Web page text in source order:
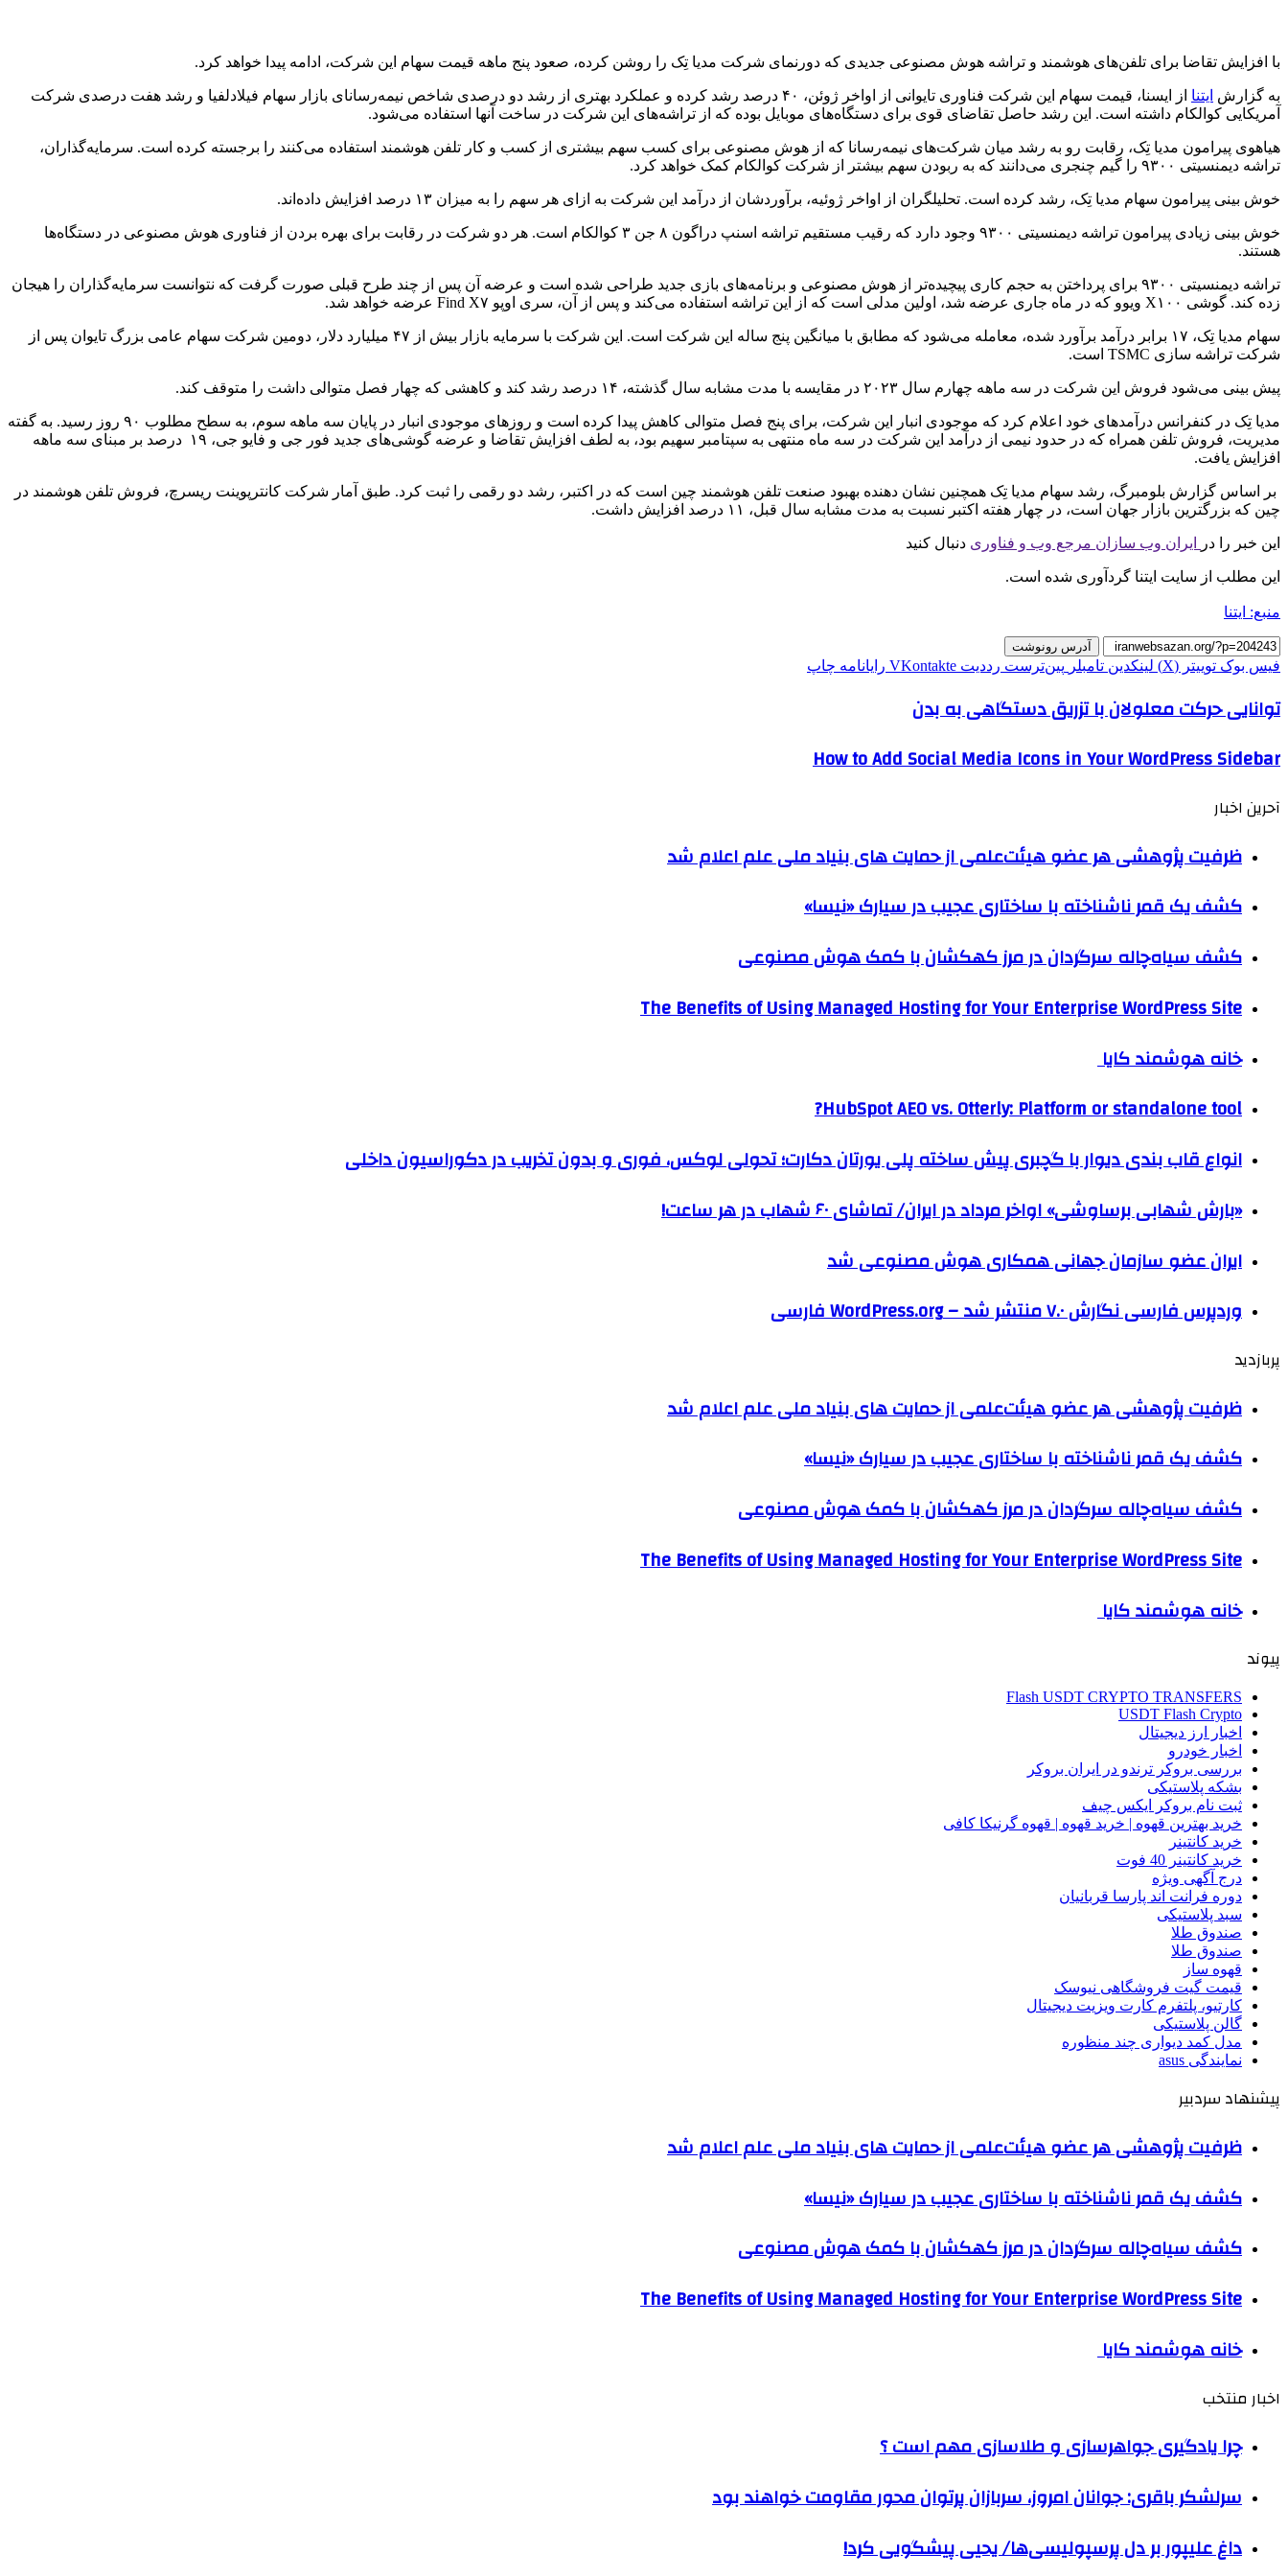
با افزایش تقاضا برای تلفن‌های هوشمند و تراشه هوش مصنوعی جدیدی که دورنمای شرکت مدیا تِک را روشن کرده، صعود پنج ماهه قیمت سهام این شرکت، ادامه پیدا خواهد کرد.
به گزارش ایتنا
از ایسنا، قیمت سهام این شرکت فناوری تایوانی از اواخر ژوئن، ۴۰ درصد رشد کرده و عملکرد بهتری از رشد دو درصدی شاخص نیمه‌رسانای بازار سهام فیلادلفیا و رشد هفت درصدی شرکت
آمریکایی کوالکام داشته است. این رشد حاصل تقاضای قوی برای دستگاه‌های موبایل بوده که از تراشه‌های این شرکت در ساخت آنها استفاده می‌شود.
هیاهوی پیرامون مدیا تِک، رقابت رو به رشد میان شرکت‌های نیمه‌رسانا که از هوش مصنوعی برای کسب سهم بیشتری از کسب و کار تلفن هوشمند استفاده می‌کنند را برجسته کرده است. سرمایه‌گذاران،
تراشه دیمنسیتی ۹۳۰۰ را گیم چنجری می‌دانند که به ربودن سهم بیشتر از شرکت کوالکام کمک خواهد کرد.
خوش بینی پیرامون سهام مدیا تِک، رشد کرده است. تحلیلگران از اواخر ژوئیه، برآوردشان از درآمد این شرکت به ازای هر سهم را به میزان ۱۳ درصد افزایش داده‌اند.
خوش بینی زیادی پیرامون تراشه دیمنسیتی ۹۳۰۰ وجود دارد که رقیب مستقیم تراشه اسنپ دراگون ۸ جن ۳ کوالکام است. هر دو شرکت در رقابت برای بهره بردن از فناوری هوش مصنوعی در دستگاه‌ها
هستند.
تراشه دیمنسیتی ۹۳۰۰ برای پرداختن به حجم‌ کاری پیچیده‌تر از هوش مصنوعی و برنامه‌های بازی جدید طراحی شده است و عرضه آن پس از چند طرح قبلی صورت گرفت که نتوانست سرمایه‌گذاران را هیجان
زده کند. گوشی X۱۰۰ ویوو که در ماه جاری عرضه شد، اولین مدلی است که از این تراشه استفاده می‌کند و پس از آن، سری اوپو Find X۷ عرضه خواهد شد.
سهام مدیا تِک، ۱۷ برابر درآمد برآورد شده، معامله می‌شود که مطابق با میانگین پنج ساله این شرکت است. این شرکت با سرمایه بازار بیش از ۴۷ میلیارد دلار، دومین شرکت سهام عامی بزرگ تایوان پس از
شرکت تراشه سازی TSMC است.
پیش بینی می‌شود فروش این شرکت در سه ماهه چهارم سال ۲۰۲۳ در مقایسه با مدت مشابه سال گذشته، ۱۴ درصد رشد کند و کاهشی که چهار فصل متوالی داشت را متوقف کند.
مدیا تِک در کنفرانس درآمدهای خود اعلام کرد که موجودی انبار این شرکت، برای پنج فصل متوالی کاهش پیدا کرده است و روزهای موجودی انبار در پایان سه ماهه سوم، به سطح مطلوب ۹۰ روز رسید. به گفته
مدیریت، فروش تلفن همراه که در حدود نیمی از درآمد این شرکت در سه ماه منتهی به سپتامبر سهیم بود، به لطف افزایش تقاضا و عرضه گوشی‌های جدید فور جی و فایو جی، ۱۹ درصد بر مبنای سه ماهه
افزایش یافت.
بر اساس گزارش بلومبرگ، رشد سهام مدیا تِک همچنین نشان دهنده بهبود صنعت تلفن هوشمند چین است که در اکتبر، رشد دو رقمی را ثبت کرد. طبق آمار شرکت کانترپوینت ریسرچ، فروش تلفن هوشمند در
چین که بزرگترین بازار جهان است، در چهار هفته اکتبر نسبت به مدت مشابه سال قبل، ۱۱ درصد افزایش داشت.
این خبر را در ایران وب سازان مرجع وب و فناوری دنبال کنید
این مطلب از سایت ایتنا گردآوری شده است.
منبع: ایتنا
آدرس رونوشت
فیس بوک توییتر (X) لینکدین ‫تامبلر ‫پین‌ترست ‫رددیت ‫VKontakte رایانامه چاپ
توانایی حرکت معلولان با تزریق دستگاهی به بدن
How to Add Social Media Icons in Your WordPress Sidebar
آحرین اخبار
ظرفیت پژوهشی هر عضو هیئت‌علمی از حمایت های بنیاد ملی علم اعلام شد
کشف یک قمر ناشناخته با ساختاری عجیب در سیارک «نیسا»
کشف سیاه‌چاله سرگردان در مرز کهکشان با کمک هوش مصنوعی
The Benefits of Using Managed Hosting for Your Enterprise WordPress Site
خانه هوشمند کایا
HubSpot AEO vs. Otterly: Platform or standalone tool?
انواع قاب بندی دیوار با گچبری پیش ساخته پلی یورتان دکارت؛ تحولی لوکس، فوری و بدون تخریب در دکوراسیون داخلی
«بارش شهابی برساوشی» اواخر مرداد در ایران/ تماشای ۶۰ شهاب در هر ساعت!
ایران عضو سازمان جهانی همکاری هوش مصنوعی شد
وردپرس فارسی نگارش ۷.۰ منتشر شد – WordPress.org فارسی
پربازدید
ظرفیت پژوهشی هر عضو هیئت‌علمی از حمایت های بنیاد ملی علم اعلام شد
کشف یک قمر ناشناخته با ساختاری عجیب در سیارک «نیسا»
کشف سیاه‌چاله سرگردان در مرز کهکشان با کمک هوش مصنوعی
The Benefits of Using Managed Hosting for Your Enterprise WordPress Site
خانه هوشمند کایا
پیوند
Flash USDT CRYPTO TRANSFERS
USDT Flash Crypto
اخبار ارز دیجیتال
اخبار خودرو
بررسی بروکر ترندو در ایران بروکر
بشکه پلاستیکی
ثبت نام بروکر ایکس چیف
خرید بهترین قهوه | خرید قهوه | قهوه گرنیکا کافی
خرید کانتینر
خرید کانتینر 40 فوت
درج آگهی ویژه
دوره فرانت اند پارسا قربانیان
سبد پلاستیکی
صندوق طلا
صندوق طلا
قهوه ساز
قیمت گیت فروشگاهی نیوسک
کارتیو، پلتفرم کارت ویزیت دیجیتال
گالن پلاستیکی
مدل کمد دیواری چند منظوره
نمایندگی asus
پیشنهاد سردبیر
ظرفیت پژوهشی هر عضو هیئت‌علمی از حمایت های بنیاد ملی علم اعلام شد
کشف یک قمر ناشناخته با ساختاری عجیب در سیارک «نیسا»
کشف سیاه‌چاله سرگردان در مرز کهکشان با کمک هوش مصنوعی
The Benefits of Using Managed Hosting for Your Enterprise WordPress Site
خانه هوشمند کایا
اخبار منتخب
چرا یادگیری جواهرسازی و طلاسازی مهم است ؟
سرلشکر باقری: جوانان امروز، سربازان پرتوان محور مقاومت خواهند بود
داغ علیپور بر دل پرسپولیسی‌ها/ یحیی پیشگویی کرد!